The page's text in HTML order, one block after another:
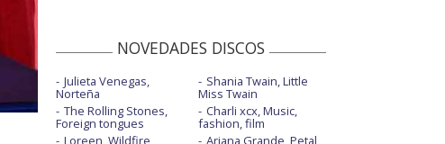
NOVEDADES DISCOS
Julieta Venegas,
Norteña
The Rolling Stones,
Foreign tongues
Loreen, Wildfire
Shania Twain, Little
Miss Twain
Charli xcx, Music,
fashion, film
Ariana Grande, Petal